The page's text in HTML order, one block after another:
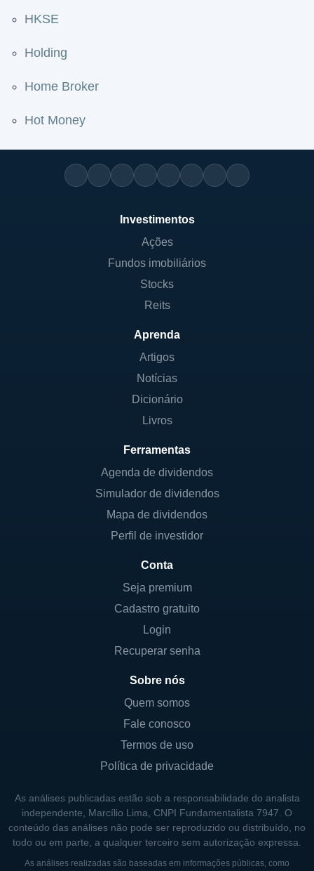
HKSE
Holding
Home Broker
Hot Money
Investimentos
Ações
Fundos imobiliários
Stocks
Reits
Aprenda
Artigos
Notícias
Dicionário
Livros
Ferramentas
Agenda de dividendos
Simulador de dividendos
Mapa de dividendos
Perfil de investidor
Conta
Seja premium
Cadastro gratuito
Login
Recuperar senha
Sobre nós
Quem somos
Fale conosco
Termos de uso
Política de privacidade
As análises publicadas estão sob a responsabilidade do analista
independente, Marcílio Lima, CNPI Fundamentalista 7947. O
conteúdo das análises não pode ser reproduzido ou distribuído, no
todo ou em parte, a qualquer terceiro sem autorização expressa.
As análises realizadas são baseadas em informações públicas, como